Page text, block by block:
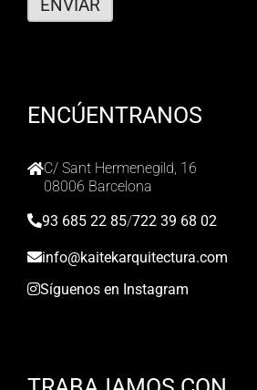
ENCÚENTRANOS
C/ Sant Hermenegild, 16
08006 Barcelona
93 685 22 85/722 39 68 02
info@kaitekarquitectura.com
Síguenos en Instagram